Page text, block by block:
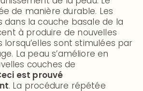
de manière durable. Les
dans la couche basale de la
à produire de nouvelles
lorsqu’elles sont stimulées par
La peau s’améliore en
couches de
est prouvé
. La procédure répétée